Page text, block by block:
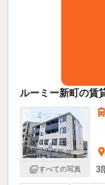
ルーミー新町の賃
すべての写真
3